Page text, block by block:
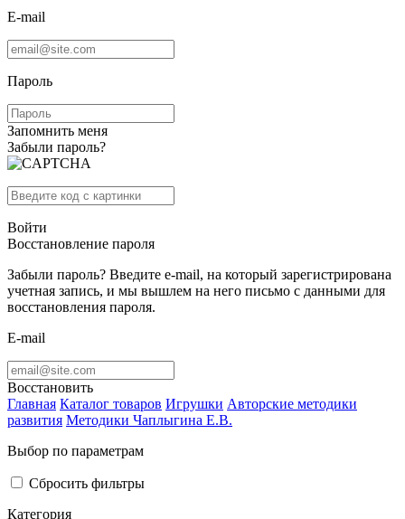
E-mail
Пароль
Запомнить меня
Забыли пароль?
Войти
Восстановление пароля
Забыли пароль? Введите e-mail, на который зарегистрирована
учетная запись, и мы вышлем на него письмо с данными для
восстановления пароля.
E-mail
Восстановить
Главная Каталог товаров Игрушки Авторские методики
развития Методики Чаплыгина Е.В.
Выбор по параметрам
Сбросить фильтры
Категория